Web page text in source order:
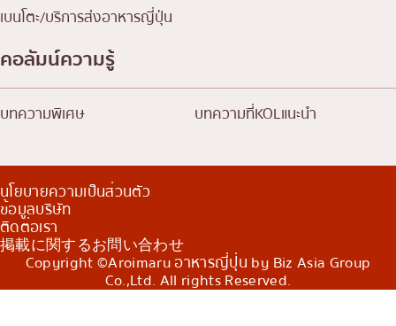
เบนโตะ/บริการส่งอาหารญี่ปุ่น
คอลัมน์ความรู้
บทความพิเศษ บทความที่KOLแนะนำ
นโยบายความเป็นส่วนตัว
ข้อมูลบริษัท
ติดต่อเรา
掲載に関するお問い合わせ
Copyright ©Aroimaru อาหารญี่ปุ่น by Biz Asia Group
Co.,Ltd. All rights Reserved.